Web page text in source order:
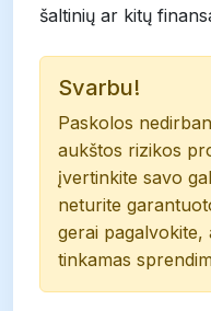
šaltinių ar kitų
Svarbu!
Paskolos
aukštos rizikos
įvertinkite savo
neturite
gerai
tinkamas